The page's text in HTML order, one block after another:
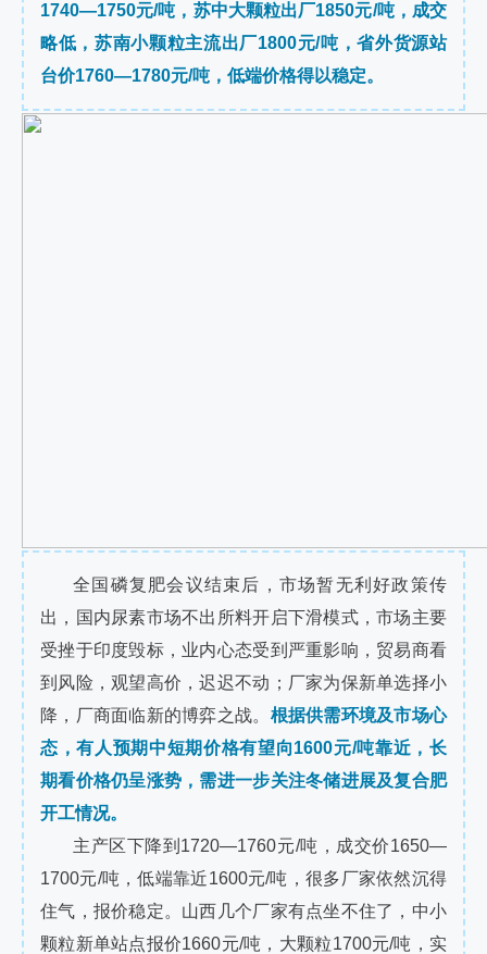
1740—1750元/吨，苏中大颗粒出厂1850元/吨，成交
略低，苏南小颗粒主流出厂1800元/吨，省外货源站
台价1760—1780元/吨，低端价格得以稳定。
全国磷复肥会议结束后，市场暂无利好政策传
出，国内尿素市场不出所料开启下滑模式，市场主要
受挫于印度毁标，业内心态受到严重影响，贸易商看
到风险，观望高价，迟迟不动；厂家为保新单选择小
降，厂商面临新的博弈之战。 根据供需环境及市场心
态，有人预期中短期价格有望向1600元/吨靠近，长
期看价格仍呈涨势，需进一步关注冬储进展及复合肥
开工情况。
主产区下降到1720—1760元/吨，成交价1650—
1700元/吨，低端靠近1600元/吨，很多厂家依然沉得
住气，报价稳定。山西几个厂家有点坐不住了，中小
颗粒新单站点报价1660元/吨，大颗粒1700元/吨，实